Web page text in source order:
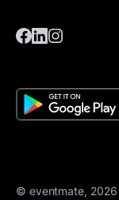
© eventmate, 2026